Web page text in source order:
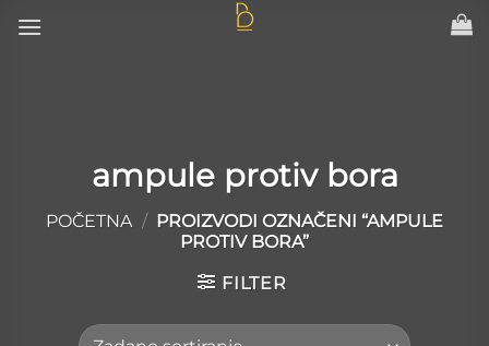
ampule protiv bora
POČETNA /
PROIZVODI OZNAČENI “AMPULE
PROTIV BORA”
FILTER